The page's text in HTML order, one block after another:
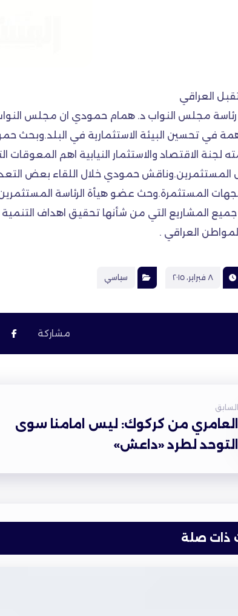
العراقي
مجلس النواب د. همام حمودي ان مجلس
في تحسين البيئة الاستثمارية في البلد.وبحث
لجنة الاقتصاد والاستثمار النيابية اهم
حمودي خلال اللقاء بعض
المستثمرة.وحث عضو هيأة الرئاسة
جميع المشاريع التي من شأنها تحقيق اهداف
العراقي .
٨ فبراير، ٢٠١٥ سياسي
السابق
العامري من كركوك: ليس امامنا سوى
التوحد لطرد «داعش»
ذات صلة